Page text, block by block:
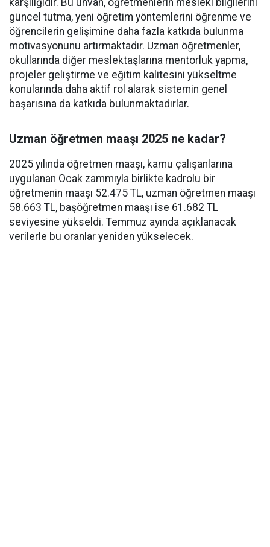
karşılığıdır. Bu unvan, öğretmenlerin mesleki bilgilerini
güncel tutma, yeni öğretim yöntemlerini öğrenme ve
öğrencilerin gelişimine daha fazla katkıda bulunma
motivasyonunu artırmaktadır. Uzman öğretmenler,
okullarında diğer meslektaşlarına mentorluk yapma,
projeler geliştirme ve eğitim kalitesini yükseltme
konularında daha aktif rol alarak sistemin genel
başarısına da katkıda bulunmaktadırlar.
Uzman öğretmen maaşı 2025 ne kadar?
2025 yılında öğretmen maaşı, kamu çalışanlarına
uygulanan Ocak zammıyla birlikte kadrolu bir
öğretmenin maaşı 52.475 TL, uzman öğretmen maaşı
58.663 TL, başöğretmen maaşı ise 61.682 TL
seviyesine yükseldi. Temmuz ayında açıklanacak
verilerle bu oranlar yeniden yükselecek.